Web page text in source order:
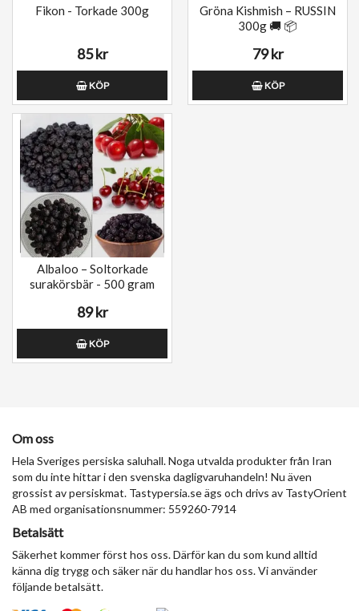
Fikon - Torkade 300g
85 kr
KÖP
Gröna Kishmish – RUSSIN
300g 🚚 📦
79 kr
KÖP
Albaloo – Soltorkade
surakörsbär - 500 gram
89 kr
KÖP
Om oss
Hela Sveriges persiska saluhall. Noga utvalda produkter från Iran
som du inte hittar i den svenska dagligvaruhandeln! Nu även
grossist av persiskmat. Tastypersia.se ägs och drivs av TastyOrient
AB med organisationsnummer: 559260-7914
Betalsätt
Säkerhet kommer först hos oss. Därför kan du som kund alltid
känna dig trygg och säker när du handlar hos oss. Vi använder
följande betalsätt.